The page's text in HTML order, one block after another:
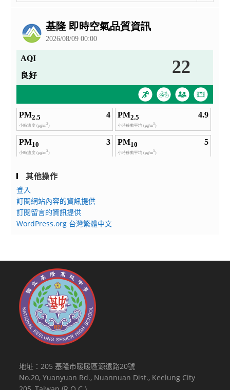
其他操作
登入
訂閱網站內容的資訊提供
訂閱留言的資訊提供
WordPress.org 台灣繁體中文
地址：205 基隆市暖暖區源遠路20號
No.20, Yuanyuan Rd., Nuannuan Dist., Keelung City